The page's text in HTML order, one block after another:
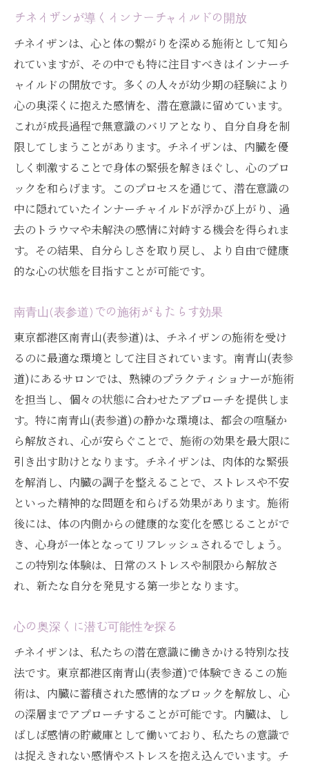
チネイザンが導くインナーチャイルドの開放
チネイザンは、心と体の繋がりを深める施術として知ら
れていますが、その中でも特に注目すべきはインナーチ
ャイルドの開放です。多くの人々が幼少期の経験により
心の奥深くに抱えた感情を、潜在意識に留めています。
これが成長過程で無意識のバリアとなり、自分自身を制
限してしまうことがあります。チネイザンは、内臓を優
しく刺激することで身体の緊張を解きほぐし、心のブロ
ックを和らげます。このプロセスを通じて、潜在意識の
中に隠れていたインナーチャイルドが浮かび上がり、過
去のトラウマや未解決の感情に対峙する機会を得られま
す。その結果、自分らしさを取り戻し、より自由で健康
的な心の状態を目指すことが可能です。
南青山(表参道)での施術がもたらす効果
東京都港区南青山(表参道)は、チネイザンの施術を受け
るのに最適な環境として注目されています。南青山(表参
道)にあるサロンでは、熟練のプラクティショナーが施術
を担当し、個々の状態に合わせたアプローチを提供しま
す。特に南青山(表参道)の静かな環境は、都会の喧騒か
ら解放され、心が安らぐことで、施術の効果を最大限に
引き出す助けとなります。チネイザンは、肉体的な緊張
を解消し、内臓の調子を整えることで、ストレスや不安
といった精神的な問題を和らげる効果があります。施術
後には、体の内側からの健康的な変化を感じることがで
き、心身が一体となってリフレッシュされるでしょう。
この特別な体験は、日常のストレスや制限から解放さ
れ、新たな自分を発見する第一歩となります。
心の奥深くに潜む可能性を探る
チネイザンは、私たちの潜在意識に働きかける特別な技
法です。東京都港区南青山(表参道)で体験できるこの施
術は、内臓に蓄積された感情的なブロックを解放し、心
の深層までアプローチすることが可能です。内臓は、し
ばしば感情の貯蔵庫として働いており、私たちの意識で
は捉えきれない感情やストレスを抱え込んでいます。チ